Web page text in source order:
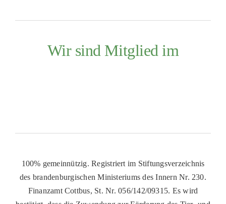
Wir sind Mitglied im
100% gemeinnützig. Registriert im Stiftungsverzeichnis
des brandenburgischen Ministeriums des Innern Nr. 230.
Finanzamt Cottbus, St. Nr. 056/142/09315. Es wird